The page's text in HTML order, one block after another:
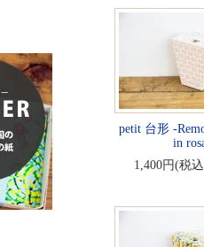
petit 台形 -
in
1,400円(税